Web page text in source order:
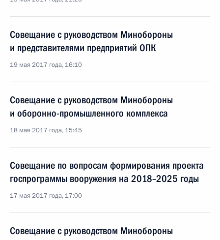
Совещание с руководством Минобороны
и представителями предприятий ОПК
19 мая 2017 года, 16:10
Совещание с руководством Минобороны
и оборонно-промышленного комплекса
18 мая 2017 года, 15:45
Совещание по вопросам формирования проекта
госпрограммы вооружения на 2018–2025 годы
17 мая 2017 года, 17:00
Совещание с руководством Минобороны